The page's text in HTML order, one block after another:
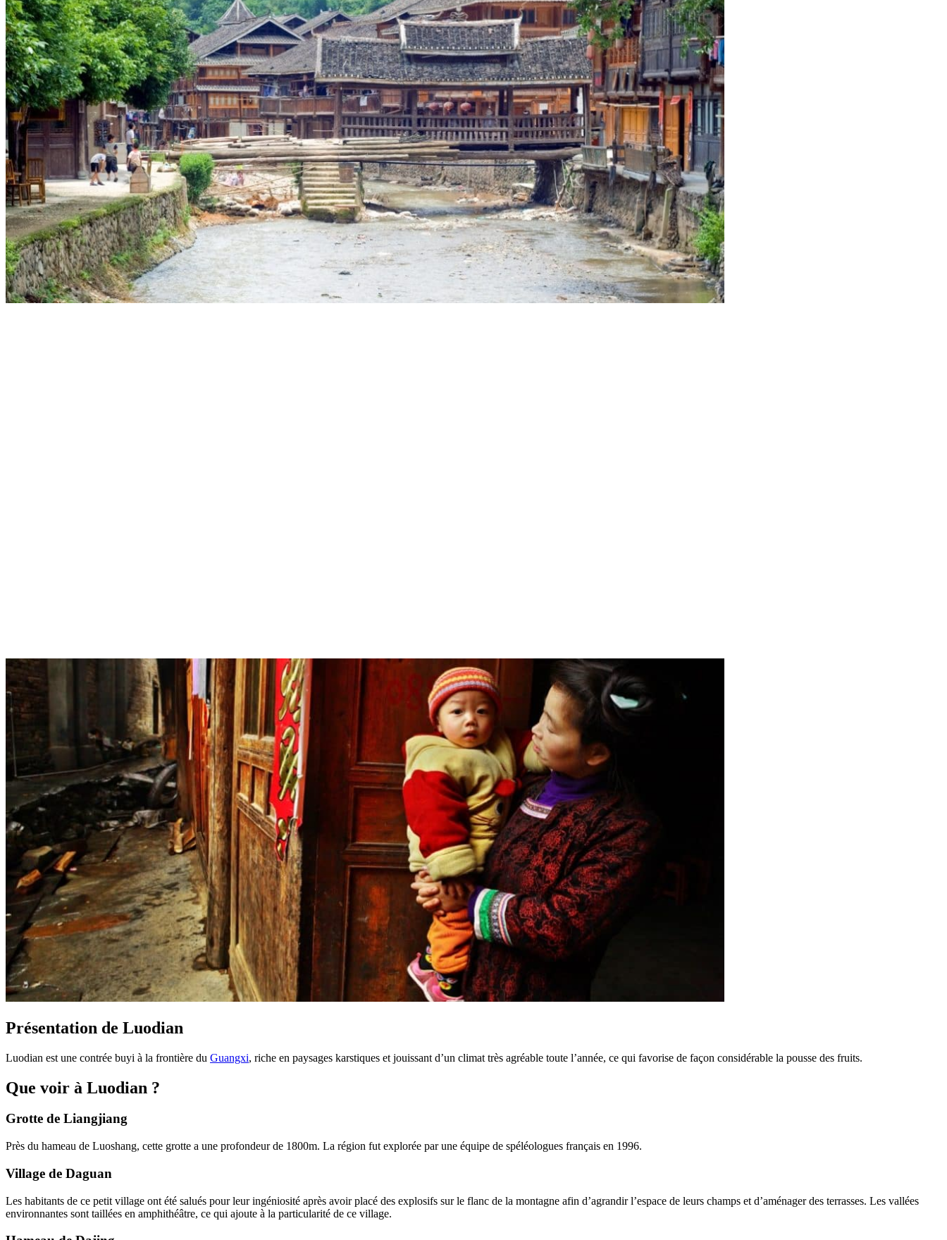
Demande d’info
09 83 07 44 60
Présentation de Luodian
Luodian est une contrée buyi à la frontière du Guangxi, riche en paysages karstiques et jouissant d’un climat très agréable toute l’année, ce qui favorise de façon considérable la pousse des fruits.
Que voir à Luodian ?
Grotte de Liangjiang
Près du hameau de Luoshang, cette grotte a une profondeur de 1800m. La région fut explorée par une équipe de spéléologues français en 1996.
Village de Daguan
Les habitants de ce petit village ont été salués pour leur ingéniosité après avoir placé des explosifs sur le flanc de la montagne afin d’agrandir l’espace de leurs champs et d’aménager des terrasses. Les vallées
environnantes sont taillées en amphithéâtre, ce qui ajoute à la particularité de ce village.